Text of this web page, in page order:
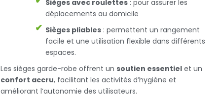
Sièges avec roulettes : pour assurer les
déplacements au domicile
Sièges pliables : permettent un rangement
facile et une utilisation flexible dans différents
espaces.
Les sièges garde-robe offrent un soutien essentiel et un
confort accru, facilitant les activités d’hygiène et
améliorant l’autonomie des utilisateurs.